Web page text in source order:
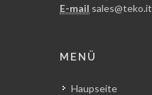
E-mail sales@teko.it
MENÜ
Haupseite